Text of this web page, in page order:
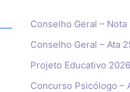
Conselho Geral –
Conselho Geral – Ata
Projeto Educativo
Concurso Psicólogo –